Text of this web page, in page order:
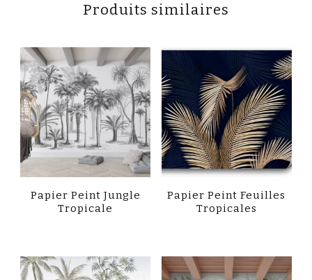
Produits similaires
Papier Peint Jungle
Tropicale
Papier Peint Feuilles
Tropicales